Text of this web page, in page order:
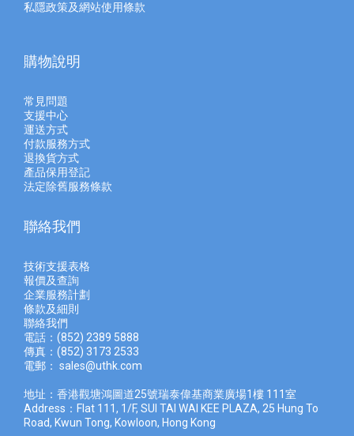
私隱政策及網站使用條款
購物說明
常見問題
支援中心
運送方式
付款服務方式
退換貨方式
產品保用登記
法定除舊服務條款
聯絡我們
技術支援表格
報價及查詢
企業服務計劃
條款及細則
聯絡我們
電話：(852) 2389 5888
傳真：(852) 3173 2533
電郵： sales@uthk.com
地址：香港觀塘鴻圖道25號瑞泰偉基商業廣場1樓 111室
Address：Flat 111, 1/F, SUI TAI WAI KEE PLAZA, 25 Hung To
Road, Kwun Tong, Kowloon, Hong Kong